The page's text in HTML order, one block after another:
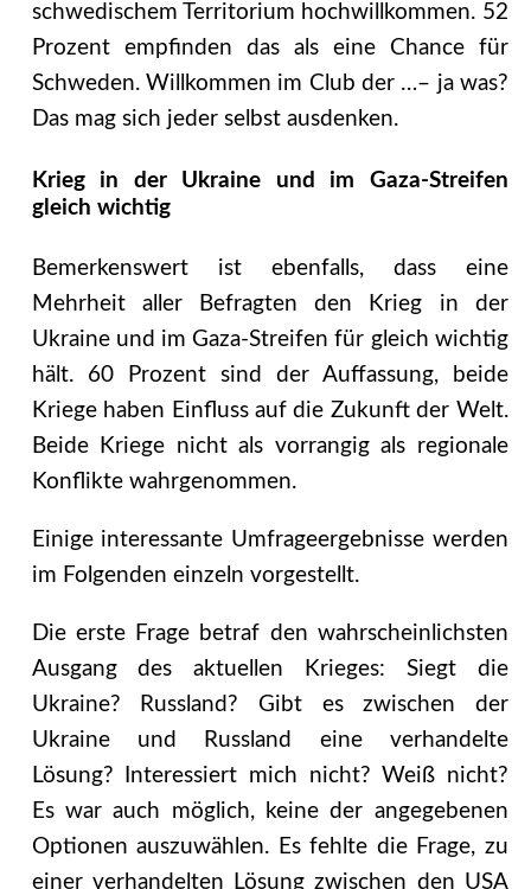
schwedischem Territorium hochwillkommen. 52
Prozent empfinden das als eine Chance für
Schweden. Willkommen im Club der …– ja was?
Das mag sich jeder selbst ausdenken.
Krieg in der Ukraine und im Gaza-Streifen
gleich wichtig
Bemerkenswert ist ebenfalls, dass eine
Mehrheit aller Befragten den Krieg in der
Ukraine und im Gaza-Streifen für gleich wichtig
hält. 60 Prozent sind der Auffassung, beide
Kriege haben Einfluss auf die Zukunft der Welt.
Beide Kriege nicht als vorrangig als regionale
Konflikte wahrgenommen.
Einige interessante Umfrageergebnisse werden
im Folgenden einzeln vorgestellt.
Die erste Frage betraf den wahrscheinlichsten
Ausgang des aktuellen Krieges: Siegt die
Ukraine? Russland? Gibt es zwischen der
Ukraine und Russland eine verhandelte
Lösung? Interessiert mich nicht? Weiß nicht?
Es war auch möglich, keine der angegebenen
Optionen auszuwählen. Es fehlte die Frage, zu
einer verhandelten Lösung zwischen den USA